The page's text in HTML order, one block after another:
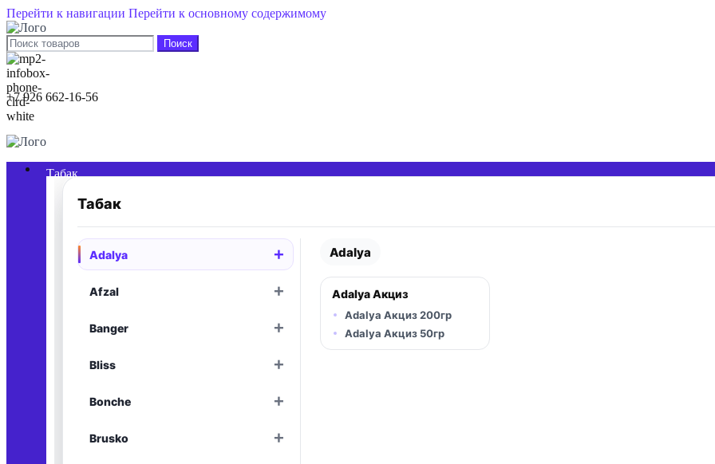
Перейти к навигации Перейти к основному содержимому
Поиск
+7 926 662-16-56
Табак
Табак
Adalya +Раскрыть вложенные категории
Afzal +Раскрыть вложенные категории
Banger +Раскрыть вложенные категории
Bliss +Раскрыть вложенные категории
Bonche +Раскрыть вложенные категории
Brusko +Раскрыть вложенные категории
Adalya
Adalya Акциз
Adalya Акциз 200гр
Adalya Акциз 50гр